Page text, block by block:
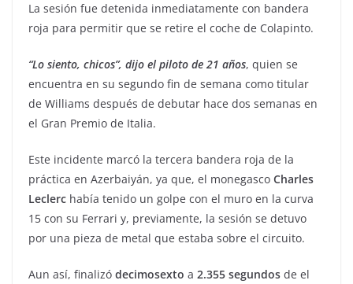
La sesión fue detenida inmediatamente con bandera
roja para permitir que se retire el coche de Colapinto.
“Lo siento, chicos”, dijo el piloto de 21 años, quien se
encuentra en su segundo fin de semana como titular
de Williams después de debutar hace dos semanas en
el Gran Premio de Italia.
Este incidente marcó la tercera bandera roja de la
práctica en Azerbaiyán, ya que, el monegasco Charles
Leclerc había tenido un golpe con el muro en la curva
15 con su Ferrari y, previamente, la sesión se detuvo
por una pieza de metal que estaba sobre el circuito.
Aun así, finalizó decimosexto a 2.355 segundos de el